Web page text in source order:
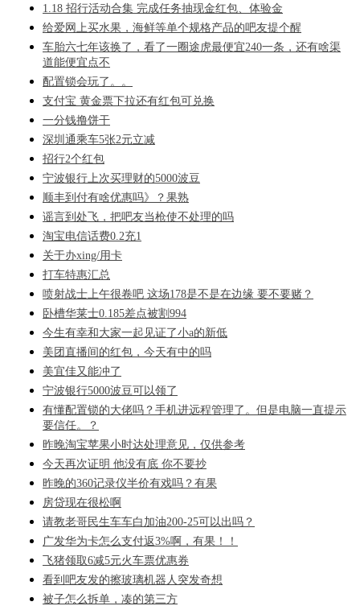
1.18 招行活动合集 完成任务抽现金红包、体验金
给爱网上买水果，海鲜等单个规格产品的吧友提个醒
车胎六七年该换了，看了一圈途虎最便宜240一条，还有啥渠
道能便宜点不
配置锁会玩了。。
支付宝 黄金票下拉还有红包可兑换
一分钱撸饼干
深圳通乘车5张2元立减
招行2个红包
宁波银行上次买理财的5000波豆
顺丰到付有啥优惠吗》？果熟
谣言到处飞，把吧友当枪使不处理的吗
淘宝电信话费0.2充1
关于办xing/用卡
打车特惠汇总
喷射战士上午很卷吧 这场178是不是在边缘 要不要赌？
卧槽华莱士0.185差点被割994
今生有幸和大家一起见证了小a的新低
美团直播间的红包，今天有中的吗
美宜佳又能冲了
宁波银行5000波豆可以领了
有懂配置锁的大佬吗？手机进远程管理了。但是电脑一直提示
要信任。？
昨晚淘宝苹果小时达处理意见，仅供参考
今天再次证明 他没有底 你不要抄
昨晚的360记录仪半价有戏吗？有果
房贷现在很松啊
请教老哥民生车车白加油200-25可以出吗？
广发华为卡怎么支付返3%啊，有果！！
飞猪领取6减5元火车票优惠券
看到吧友发的擦玻璃机器人突发奇想
被子怎么拆单，凑的第三方